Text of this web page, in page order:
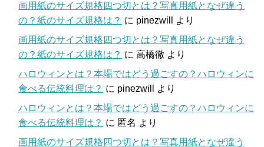
画用紙のサイズ規格四つ切とは？写真用紙となぜ違う
の？紙のサイズ規格は？ に pinezwill
より
画用紙のサイズ規格四つ切とは？写真用紙となぜ違う
の？紙のサイズ規格は？ に 高橋徹 より
ハロウィンとは？本場ではどう過ごすの？ハロウィンに
食べる伝統料理は？ に pinezwill
より
ハロウィンとは？本場ではどう過ごすの？ハロウィンに
食べる伝統料理は？ に 匿名 より
画用紙のサイズ規格四つ切とは？写真用紙となぜ違う